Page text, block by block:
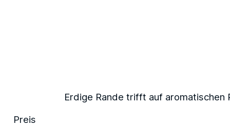
Erdige Rande trifft auf aromatischen
Preis